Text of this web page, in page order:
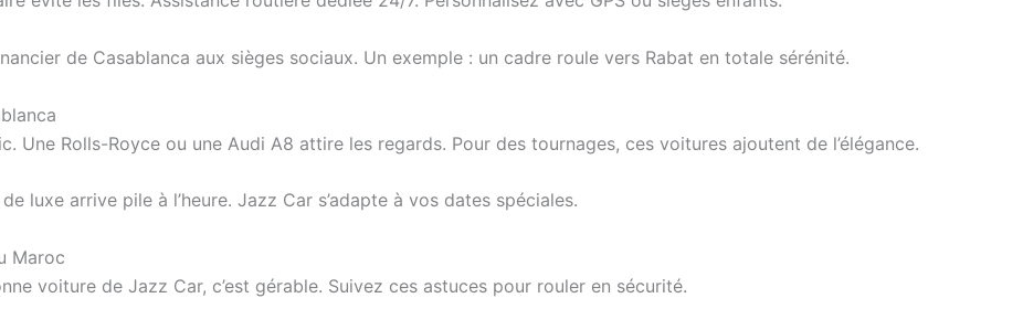
de Casablanca aux sièges sociaux. Un exemple : un cadre roule vers Rabat en totale sérénité.
Une Rolls-Royce ou une Audi A8 attire les regards. Pour des tournages, ces voitures ajoutent de l’élégance.
luxe arrive pile à l’heure. Jazz Car s’adapte à vos dates spéciales.
Maroc
voiture de Jazz Car, c’est gérable. Suivez ces astuces pour rouler en sécurité.